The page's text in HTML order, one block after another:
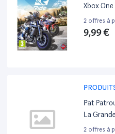
Xbox One
2 offres à
9,99 €
Pat
La
2 offres à